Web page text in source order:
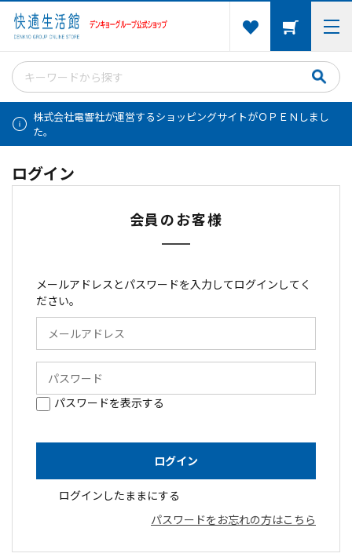
株式会社電響社が運営するショッピングサイトがＯＰＥＮしまし
た。
ログイン
会員のお客様
メールアドレスとパスワードを入力してログインしてく
ださい。
パスワードを表示する
ログインしたままにする
パスワードをお忘れの方はこちら